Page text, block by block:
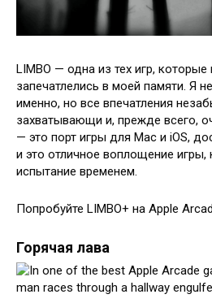
LIMBO — одна из тех игр, которые
запечатлелись в моей памяти. Я
именно, но все впечатления
захватывающи и, прежде всего,
— это порт игры для Mac и iOS,
и это отличное воплощение
испытание временем.
Попробуйте LIMBO+ на Apple
Горячая лава